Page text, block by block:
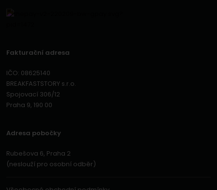
Fakturační adresa
IČO: 08625140
BREAKFASTSTORY s.r.o.
Spojovací 306/12
Praha 9, 190 00
Adresa pobočky
Rubešova 6, Praha 2
(neslouží pro osobní odběr)